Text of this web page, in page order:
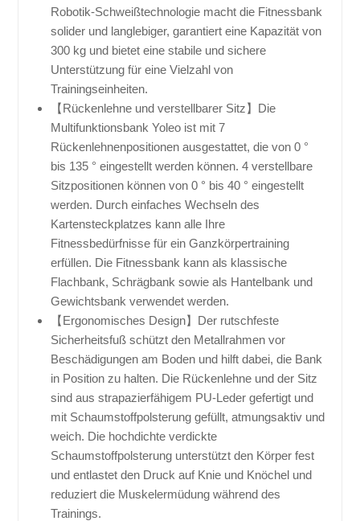
Robotik-Schweißtechnologie macht die Fitnessbank
solider und langlebiger, garantiert eine Kapazität von
300 kg und bietet eine stabile und sichere
Unterstützung für eine Vielzahl von
Trainingseinheiten.
【Rückenlehne und verstellbarer Sitz】Die
Multifunktionsbank Yoleo ist mit 7
Rückenlehnenpositionen ausgestattet, die von 0 °
bis 135 ° eingestellt werden können. 4 verstellbare
Sitzpositionen können von 0 ° bis 40 ° eingestellt
werden. Durch einfaches Wechseln des
Kartensteckplatzes kann alle Ihre
Fitnessbedürfnisse für ein Ganzkörpertraining
erfüllen. Die Fitnessbank kann als klassische
Flachbank, Schrägbank sowie als Hantelbank und
Gewichtsbank verwendet werden.
【Ergonomisches Design】Der rutschfeste
Sicherheitsfuß schützt den Metallrahmen vor
Beschädigungen am Boden und hilft dabei, die Bank
in Position zu halten. Die Rückenlehne und der Sitz
sind aus strapazierfähigem PU-Leder gefertigt und
mit Schaumstoffpolsterung gefüllt, atmungsaktiv und
weich. Die hochdichte verdickte
Schaumstoffpolsterung unterstützt den Körper fest
und entlastet den Druck auf Knie und Knöchel und
reduziert die Muskelermüdung während des
Trainings.